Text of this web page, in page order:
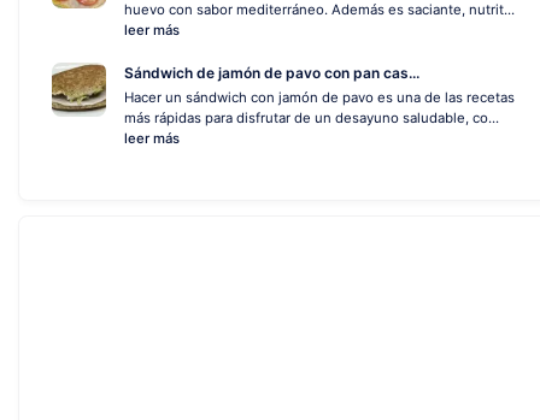
huevo con sabor mediterráneo. Además es saciante, nutrit...
leer más
Sándwich de jamón de pavo con pan cas...
Hacer un sándwich con jamón de pavo es una de las recetas
más rápidas para disfrutar de un desayuno saludable, co...
leer más